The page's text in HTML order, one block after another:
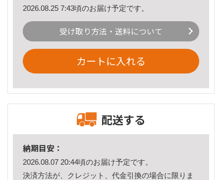
2026.08.25 7:43頃のお届け予定です。
受け取り方法・送料について
カートに入れる
配送する
納期目安：
2026.08.07 20:44頃のお届け予定です。
決済方法が、クレジット、代金引換の場合に限りま